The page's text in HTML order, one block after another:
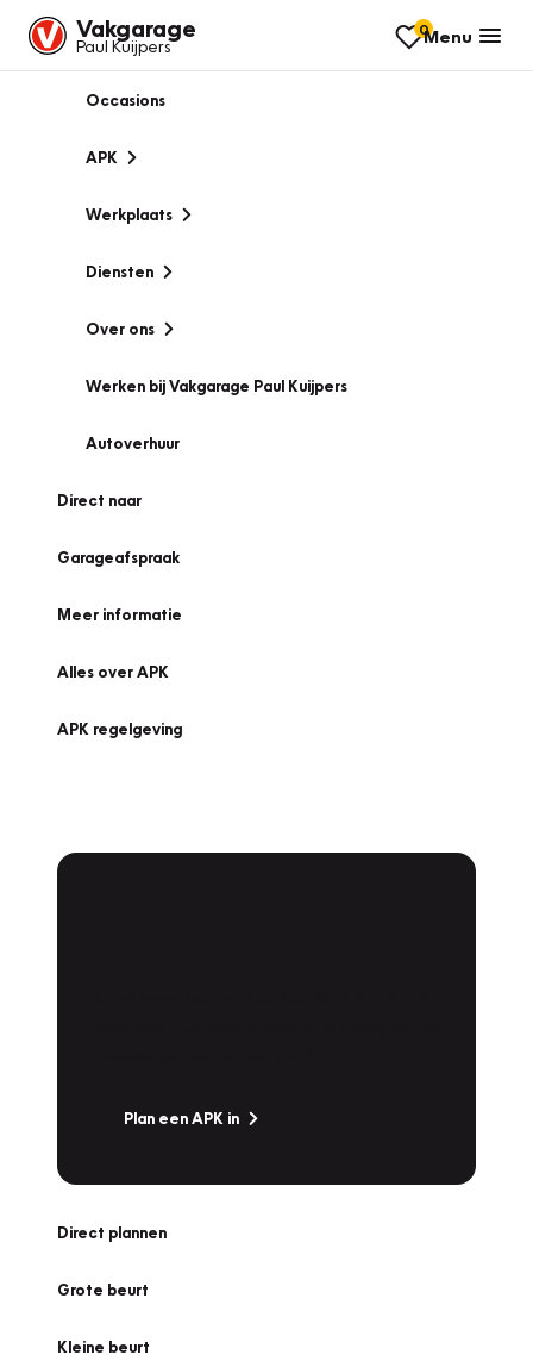
Vakgarage
Paul Kuijpers
0Menu
Occasions
APK
Werkplaats
Diensten
Over ons
Werken bij Vakgarage Paul Kuijpers
Autoverhuur
Direct naar
Garageafspraak
Meer informatie
Alles over APK
APK regelgeving
Plan een APK in
Direct plannen
Grote beurt
Kleine beurt